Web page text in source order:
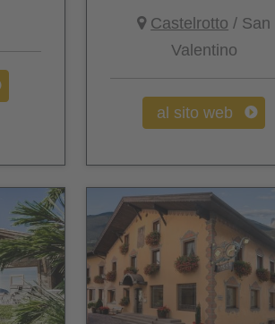
Castelrotto / San
Valentino
al sito web